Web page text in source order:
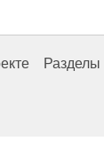
Разделы